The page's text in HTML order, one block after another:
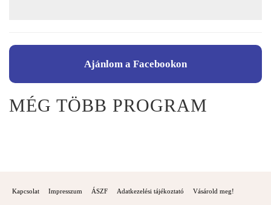
Ajánlom a Facebookon
MÉG TÖBB PROGRAM
Kapcsolat Impresszum ÁSZF Adatkezelési tájékoztató Vásárold meg!